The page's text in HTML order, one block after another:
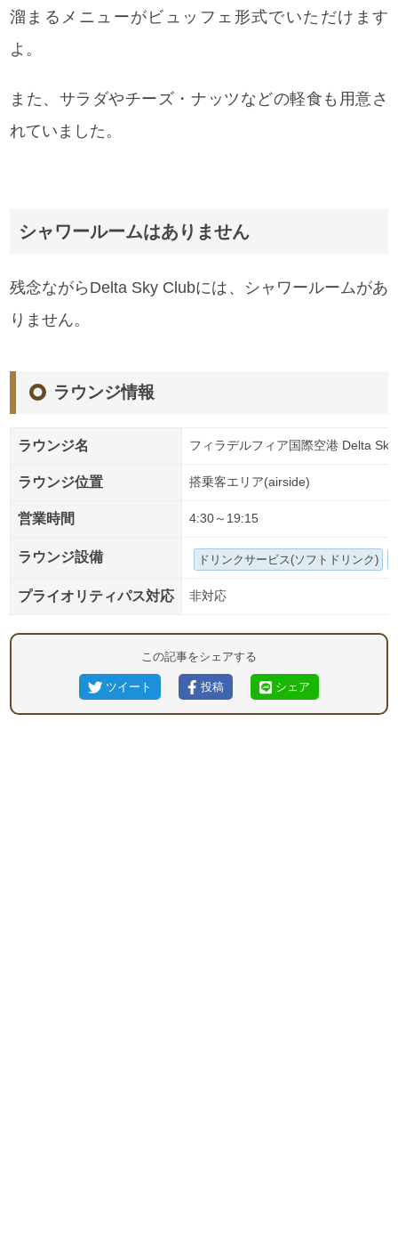
溜まるメニューがビュッフェ形式でいただけます
よ。
また、サラダやチーズ・ナッツなどの軽食も用意さ
れていました。
シャワールームはありません
残念ながらDelta Sky Clubには、シャワールームがあ
りません。
ラウンジ情報
ラウンジ名 フィラデルフィア国際空港 Delta
ラウンジ位置 搭乗客エリア(airside)
営業時間 4:30～19:15
ラウンジ設備 ドリンクサービス(ソフトドリンク)
プライオリティパス対応 非対応
この記事をシェアする
ツイート 投稿 シェア